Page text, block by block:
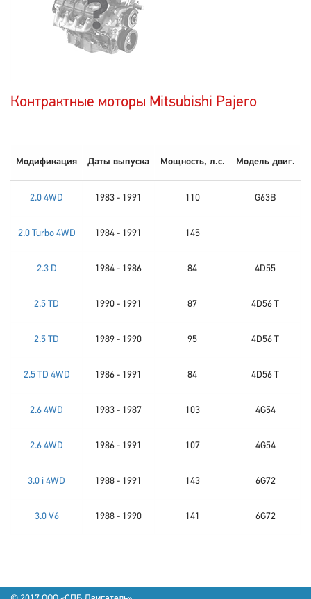
Контрактные моторы Mitsubishi Pajero
Модификация Даты выпуска Мощность, л.с. Модель двиг.
2.0 4WD 1983 - 1991 110 G63B
2.0 Turbo 4WD 1984 - 1991 145
2.3 D 1984 - 1986 84 4D55
2.5 TD 1990 - 1991 87 4D56 T
2.5 TD 1989 - 1990 95 4D56 T
2.5 TD 4WD 1986 - 1991 84 4D56 T
2.6 4WD 1983 - 1987 103 4G54
2.6 4WD 1986 - 1991 107 4G54
3.0 i 4WD 1988 - 1991 143 6G72
3.0 V6 1988 - 1990 141 6G72